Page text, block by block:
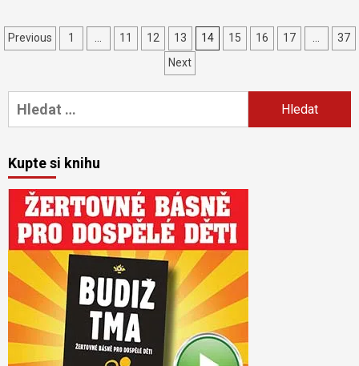
Navigace
příspěvky
Previous 1 … 11 12 13 14 15 16 17 …
37
Next
Vyhledávání
Kupte si knihu